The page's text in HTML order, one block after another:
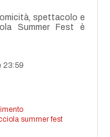
spettacolo e
Summer Fest è
23:59
summer fest